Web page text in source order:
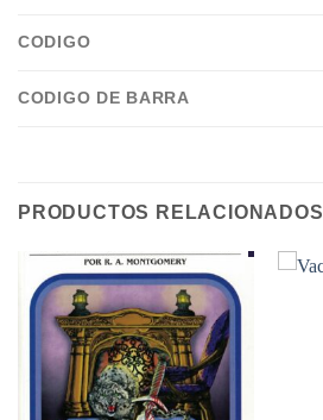
CODIGO
CODIGO DE BARRA
PRODUCTOS RELACIONADOS